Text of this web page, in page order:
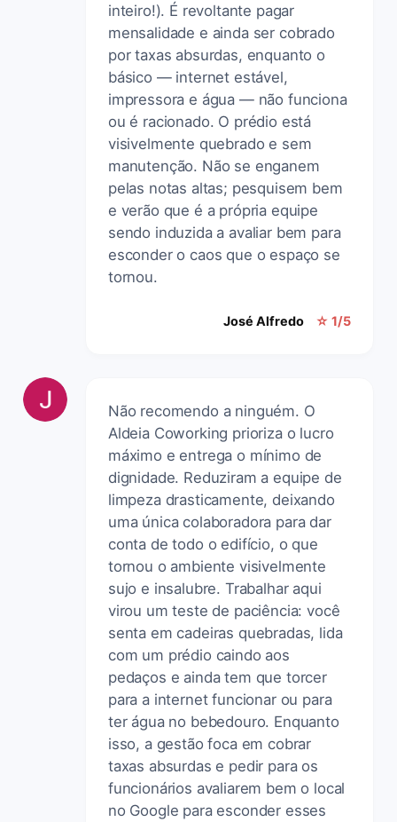
inteiro!). É revoltante pagar
mensalidade e ainda ser cobrado
por taxas absurdas, enquanto o
básico — internet estável,
impressora e água — não funciona
ou é racionado. O prédio está
visivelmente quebrado e sem
manutenção. Não se enganem
pelas notas altas; pesquisem bem
e verão que é a própria equipe
sendo induzida a avaliar bem para
esconder o caos que o espaço se
tornou.
José Alfredo ☆ 1/5
Não recomendo a ninguém. O
Aldeia Coworking prioriza o lucro
máximo e entrega o mínimo de
dignidade. Reduziram a equipe de
limpeza drasticamente, deixando
uma única colaboradora para dar
conta de todo o edifício, o que
tornou o ambiente visivelmente
sujo e insalubre. Trabalhar aqui
virou um teste de paciência: você
senta em cadeiras quebradas, lida
com um prédio caindo aos
pedaços e ainda tem que torcer
para a internet funcionar ou para
ter água no bebedouro. Enquanto
isso, a gestão foca em cobrar
taxas absurdas e pedir para os
funcionários avaliarem bem o local
no Google para esconder esses